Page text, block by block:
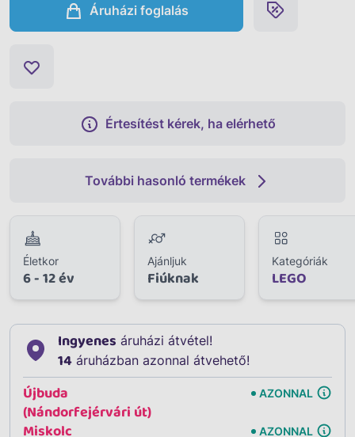
Áruházi foglalás
Értesítést kérek, ha elérhető
További hasonló termékek
Életkor
6 - 12 év
Ajánljuk
Fiúknak
Kategóriák
LEGO
Ingyenes áruházi átvétel!
14 áruházban azonnal átvehető!
Újbuda
(Nándorfejérvári út)
AZONNAL
Miskolc AZONNAL